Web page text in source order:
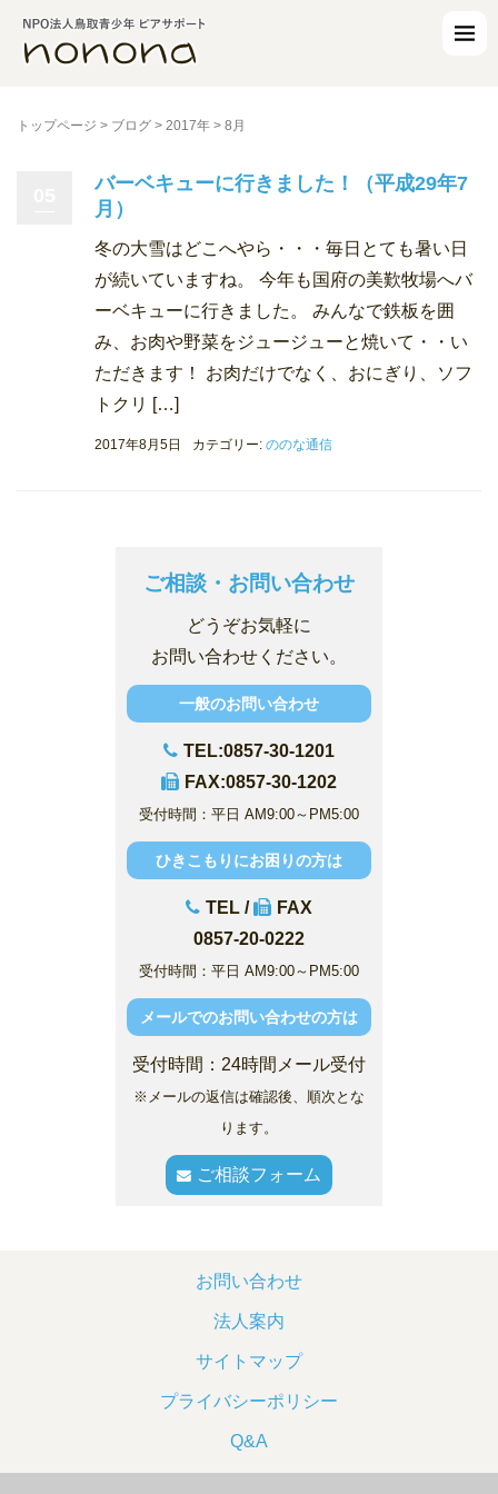
トップページ > ブログ > 2017年 > 8月
バーベキューに行きました！（平成29年7
月）
冬の大雪はどこへやら・・・毎日とても暑い日
が続いていますね。 今年も国府の美歎牧場へバ
ーベキューに行きました。 みんなで鉄板を囲
み、お肉や野菜をジュージューと焼いて・・い
ただきます！ お肉だけでなく、おにぎり、ソフ
トクリ […]
2017年8月5日 カテゴリー: ののな通信
ご相談・お問い合わせ
どうぞお気軽に
お問い合わせください。
一般のお問い合わせ
TEL:0857-30-1201
FAX:0857-30-1202
受付時間：平日 AM9:00～PM5:00
ひきこもりにお困りの方は
TEL /
FAX
0857-20-0222
受付時間：平日 AM9:00～PM5:00
メールでのお問い合わせの方は
受付時間：24時間メール受付
※メールの返信は確認後、順次とな
ります。
ご相談フォーム
お問い合わせ
法人案内
サイトマップ
プライバシーポリシー
Q&A